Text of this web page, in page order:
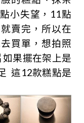
小失望，11點
賣完，所以在
買單，想拍照
果擺在架上是
這12款糕點是